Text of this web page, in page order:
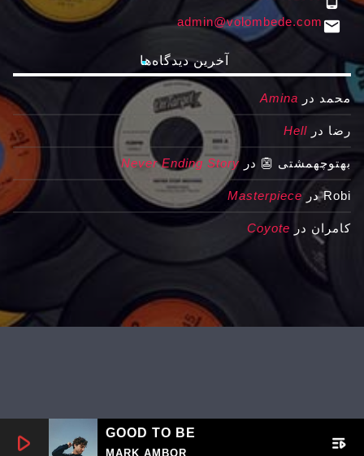
email
admin@volombede.com
آخرین دیدگاه‌ها
محمد در Amina
رضا در Hell
بهتوچهمشتی 👺 در Never Ending Story
Robiدر Masterpiece
کامران در Coyote
play_arrow GOOD TO BE
MARK AMBOR playlist_play